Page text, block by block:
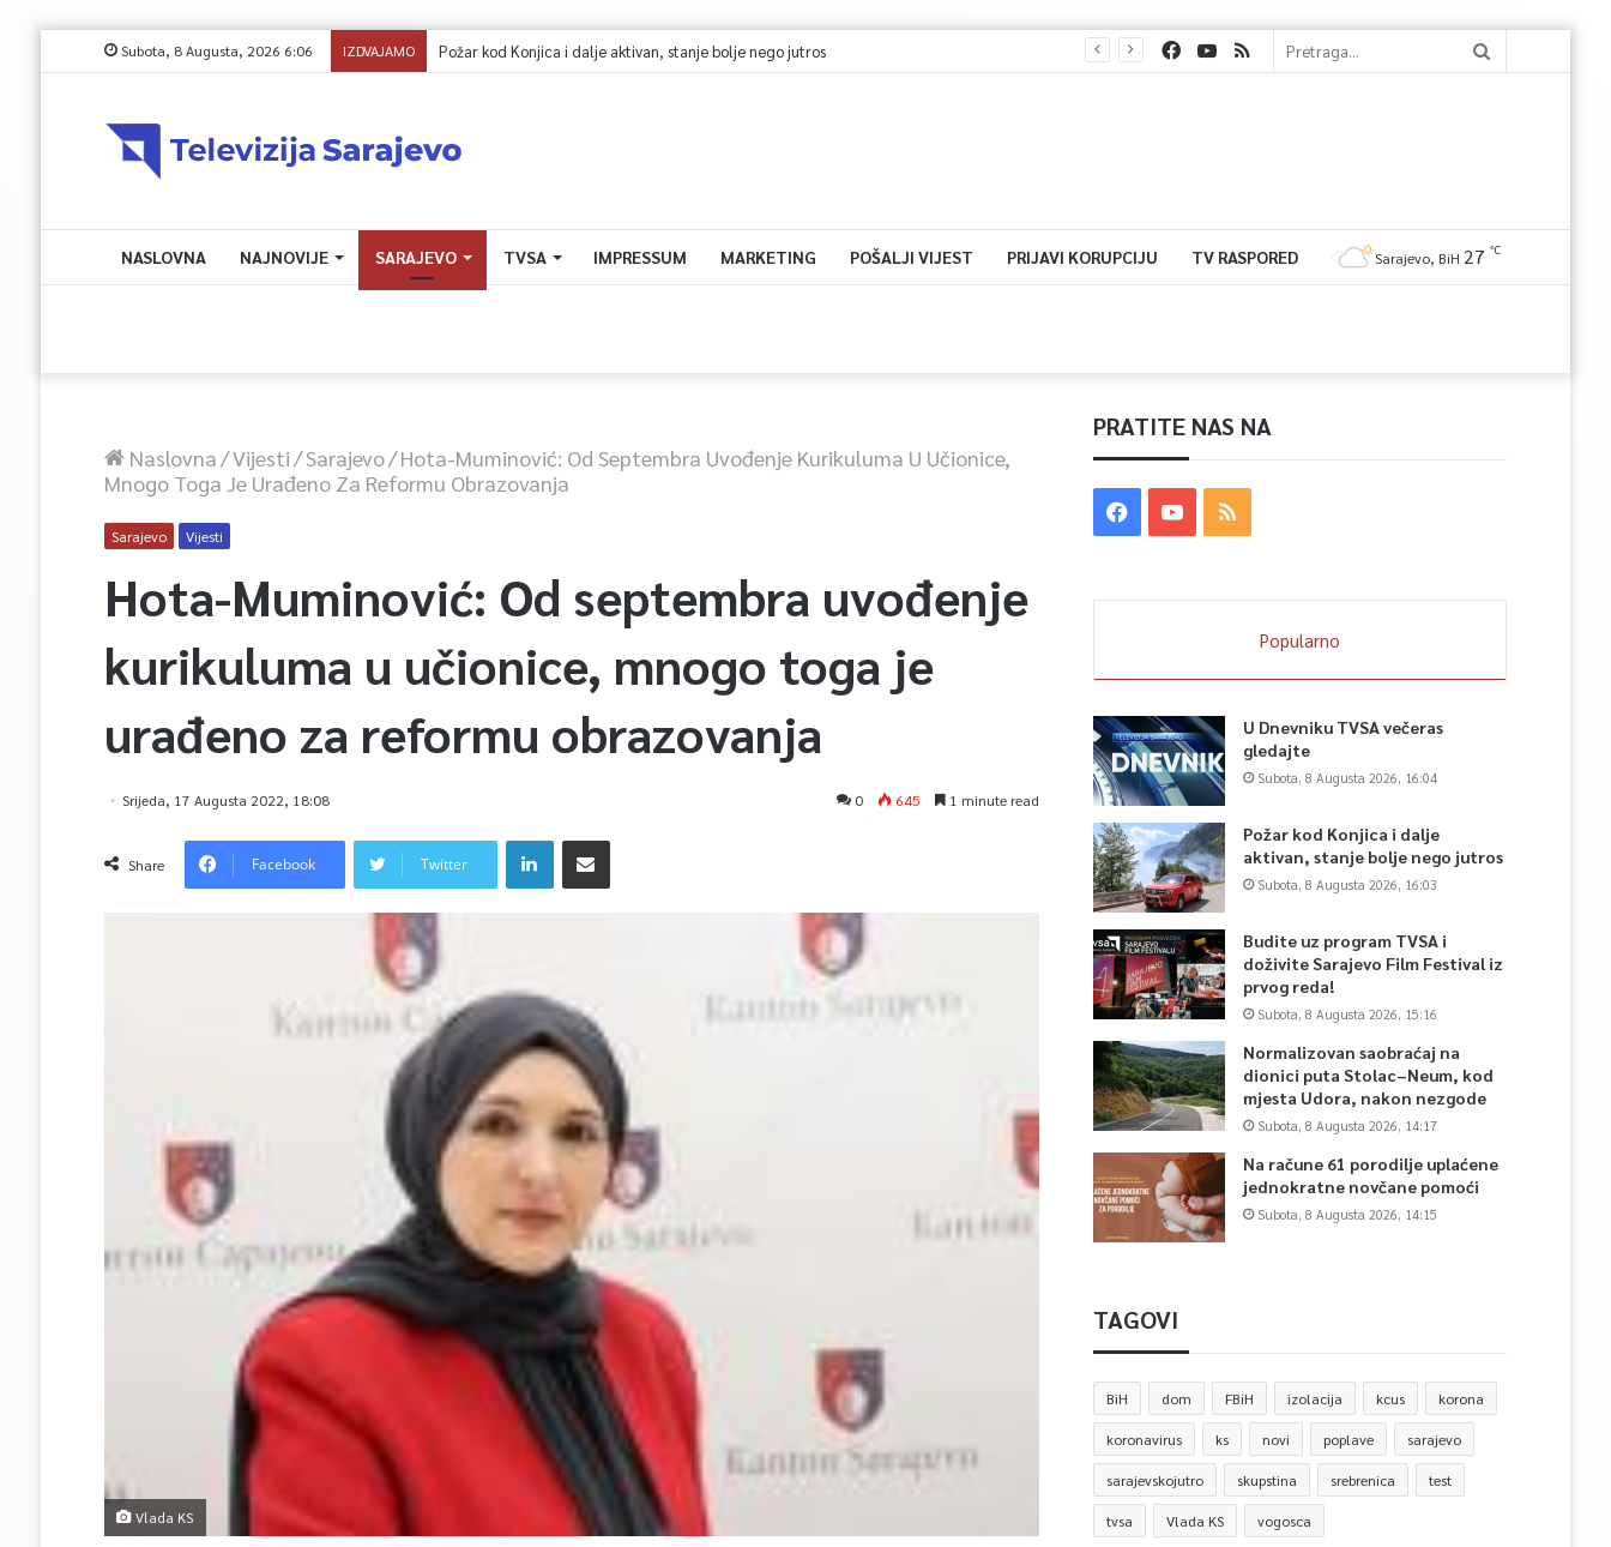
Subota, 8 Augusta, 2026 6:06 IZDVAJAMO Požar kod Konjica i dalje aktivan, stanje bolje nego jutros
NASLOVNA NAJNOVIJE SARAJEVO TVSA IMPRESSUM MARKETING POŠALJI VIJEST PRIJAVI KORUPCIJU TV RASPORED Sarajevo, BiH 27 ℃
Naslovna/Vijesti/Sarajevo/Hota-Muminović: Od Septembra Uvođenje Kurikuluma U Učionice,
Mnogo Toga Je Urađeno Za Reformu Obrazovanja
Sarajevo Vijesti
Hota-Muminović: Od septembra uvođenje
kurikuluma u učionice, mnogo toga je
urađeno za reformu obrazovanja
Srijeda, 17 Augusta 2022, 18:08 0 645 1 minute read
Share Facebook Twitter
Vlada KS
PRATITE NAS NA
Popularno
U Dnevniku TVSA večeras
gledajte
Subota, 8 Augusta 2026, 16:04
Požar kod Konjica i dalje
aktivan, stanje bolje nego jutros
Subota, 8 Augusta 2026, 16:03
Budite uz program TVSA i
doživite Sarajevo Film Festival iz
prvog reda!
Subota, 8 Augusta 2026, 15:16
Normalizovan saobraćaj na
dionici puta Stolac–Neum, kod
mjesta Udora, nakon nezgode
Subota, 8 Augusta 2026, 14:17
Na račune 61 porodilje uplaćene
jednokratne novčane pomoći
Subota, 8 Augusta 2026, 14:15
TAGOVI
BiH dom FBiH izolacija kcus korona
koronavirus ks novi poplave sarajevo
sarajevskojutro skupstina srebrenica test
tvsa Vlada KS vogosca